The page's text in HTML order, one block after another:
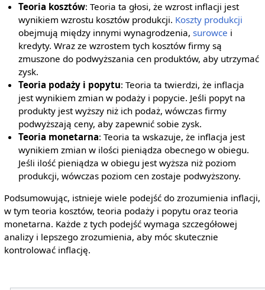
Teoria kosztów: Teoria ta głosi, że wzrost inflacji jest
wynikiem wzrostu kosztów produkcji. Koszty produkcji
obejmują między innymi wynagrodzenia,surowce i
kredyty. Wraz ze wzrostem tych kosztów firmy są
zmuszone do podwyższania cen produktów, aby utrzymać
zysk.
Teoria podaży i popytu: Teoria ta twierdzi, że inflacja
jest wynikiem zmian w podaży i popycie. Jeśli popyt na
produkty jest wyższy niż ich podaż, wówczas firmy
podwyższają ceny, aby zapewnić sobie zysk.
Teoria monetarna: Teoria ta wskazuje, że inflacja jest
wynikiem zmian w ilości pieniądza obecnego w obiegu.
Jeśli ilość pieniądza w obiegu jest wyższa niż poziom
produkcji, wówczas poziom cen zostaje podwyższony.
Podsumowując, istnieje wiele podejść do zrozumienia inflacji,
w tym teoria kosztów, teoria podaży i popytu oraz teoria
monetarna. Każde z tych podejść wymaga szczegółowej
analizy i lepszego zrozumienia, aby móc skutecznie
kontrolować inflację.